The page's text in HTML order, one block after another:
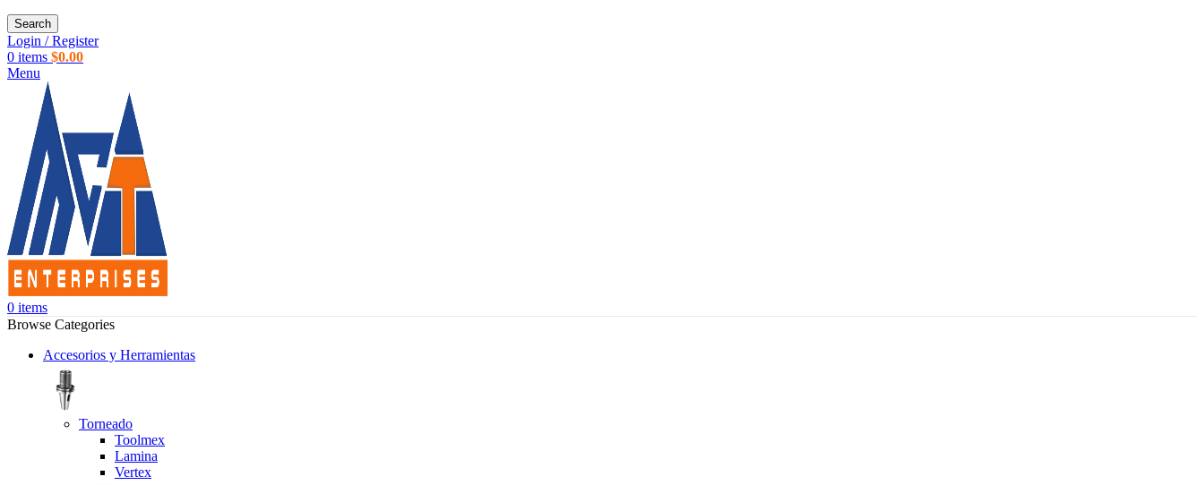
Search
Login / Register
0 items $0.00
Menu
0 items
Browse Categories
Accesorios y Herramientas
Torneado
Toolmex
Lamina
Vertex